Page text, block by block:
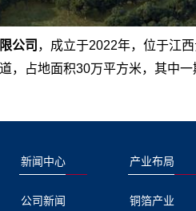
公司 ，成立于2022年，位于江
，占地面积30万平方米，其中
新闻中心
公司新闻
产业布局
铜箔产业